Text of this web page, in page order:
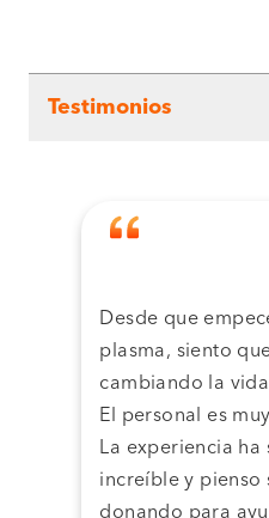
Testimonios
Desde que
plasma, siento
cambiando la
El personal es
La experiencia ha
increíble y pienso
donando para